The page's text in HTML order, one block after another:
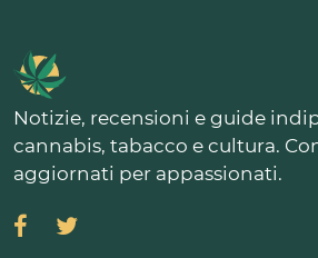
Notizie, recensioni e guide
cannabis, tabacco e cultura.
aggiornati per appassionati.